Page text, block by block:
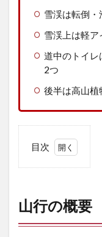
雪渓は転倒・
雪渓上は軽
道中のトイレ
2つ
後半は高山植
目次
の
概
要
山行の概要